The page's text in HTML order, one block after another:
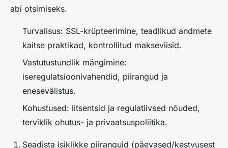
abi otsimiseks.
Turvalisus: SSL-krüpteerimine, teadlikud andmete
kaitse praktikad, kontrollitud makseviisid.
Vastutustundlik mängimine:
iseregulatsioonivahendid, piirangud ja
enesevälistus.
Kohustused: litsentsid ja regulatiivsed nõuded,
terviklik ohutus- ja privaatsuspoliitika.
Seadista isiklikke piiranguid (päevased/kestvusest